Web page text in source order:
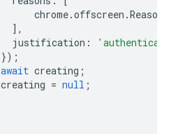
chrome.offscreen .Reason
],
justification :
});
await creating ;
creating = null ;